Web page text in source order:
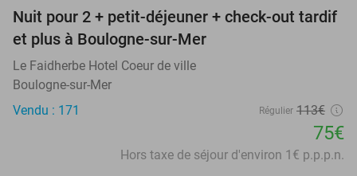
34%
Nuit pour 2 + petit-déjeuner + check-out tardif
et plus à Boulogne-sur-Mer
Le Faidherbe Hotel Coeur de ville
Boulogne-sur-Mer
Vendu : 171
Régulier 113€
75€
Hors taxe de séjour d'environ 1€ p.p.p.n.